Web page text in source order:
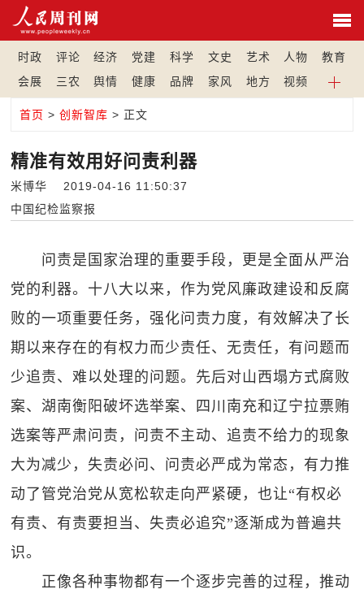
时政 评论 经济 党建 科学 文史 艺术 人物
教育
会展
三农 舆情 健康 品牌 家风 地方 视频
首页 >创新智库 > 正文
精准有效用好问责利器
米博华 2019-04-16 11:50:37
中国纪检监察报
问责是国家治理的重要手段，更是全面从严治
党的利器。十八大以来，作为党风廉政建设和反腐
败的一项重要任务，强化问责力度，有效解决了长
期以来存在的有权力而少责任、无责任，有问题而
少追责、难以处理的问题。先后对山西塌方式腐败
案、湖南衡阳破坏选举案、四川南充和辽宁拉票贿
选案等严肃问责，问责不主动、追责不给力的现象
大为减少，失责必问、问责必严成为常态，有力推
动了管党治党从宽松软走向严紧硬，也让“有权必
有责、有责要担当、失责必追究”逐渐成为普遍共
识。
正像各种事物都有一个逐步完善的过程，推动